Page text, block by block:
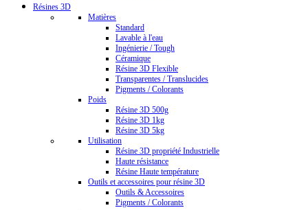
Résines 3D
Matières
Standard
Lavable à l'eau
Ingénierie / Tough
Céramique
Résine 3D Flexible
Transparentes / Translucides
Pigments / Colorants
Poids
Résine 3D 500g
Résine 3D 1kg
Résine 3D 5kg
Utilisation
Résine 3D propriété Industrielle
Haute résistance
Résine Haute température
Outils et accessoires pour résine 3D
Outils & Accessoires
Pigments / Colorants